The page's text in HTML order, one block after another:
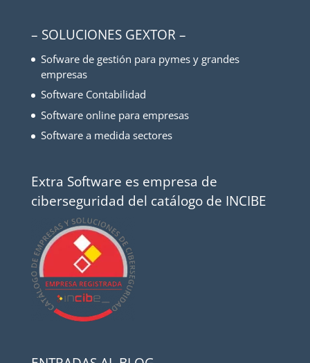
– SOLUCIONES GEXTOR –
Sofware de gestión para pymes y grandes
empresas
Software Contabilidad
Software online para empresas
Software a medida sectores
Extra Software es empresa de
ciberseguridad del catálogo de INCIBE